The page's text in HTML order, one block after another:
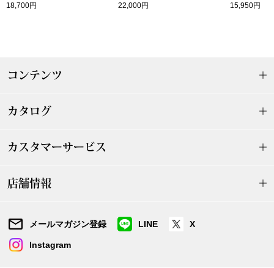
プ
ス
おすすめブラ
ザ･ノース･フ
ヘリーハンセン
カンタベリー
18,700円
22,000円
15,950円
コンテンツ
カタログ
カスタマーサービス
店舗情報
メールマガジン登録 LINE X
Instagram